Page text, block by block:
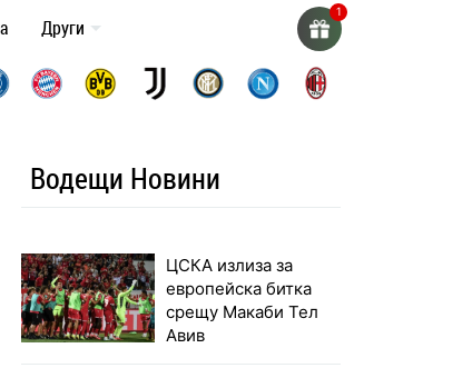
Други
Водещи Новини
ЦСКА излиза за
европейска битка
срещу Макаби Тел
Авив